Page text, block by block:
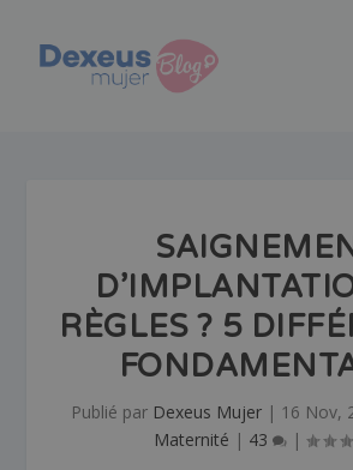
RÈGLES ? 5
Publié par Dexeus Mujer | 16 Nov,
Maternité | 43 |